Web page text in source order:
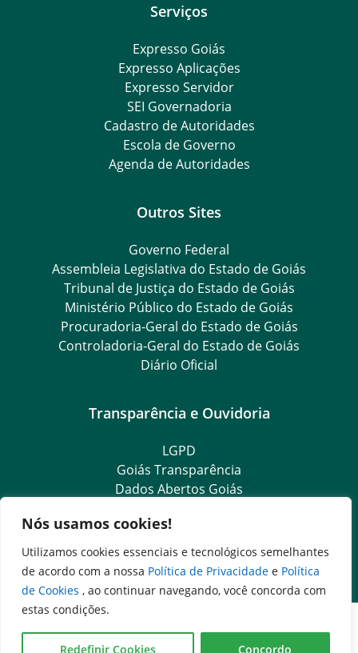
Nós usamos cookies!
Utilizamos cookies essenciais e tecnológicos semelhantes
de acordo com a nossa Política de Privacidade e Política
de Cookies , ao continuar navegando, você concorda com
estas condições.
Redefinir Cookies Concordo
Serviços
Expresso Goiás
Expresso Aplicações
Expresso Servidor
SEI Governadoria
Cadastro de Autoridades
Escola de Governo
Agenda de Autoridades
Outros Sites
Governo Federal
Assembleia Legislativa do Estado de Goiás
Tribunal de Justiça do Estado de Goiás
Ministério Público do Estado de Goiás
Procuradoria-Geral do Estado de Goiás
Controladoria-Geral do Estado de Goiás
Diário Oficial
Transparência e Ouvidoria
LGPD
Goiás Transparência
Dados Abertos Goiás
e-SIC – Serviço Eletrônico de Informação ao Cidadão
Ouvidoria Setorial (Expresso)
Ouvidoria Setorial (Presencial)